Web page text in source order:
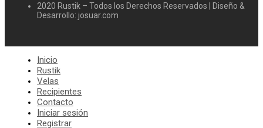
2020 Rustik – Todos los Derechos Reservados | Diseño &
Desarrollo: josuar.com
Inicio
Rustik
Velas
Recipientes
Contacto
Iniciar sesión
Registrar